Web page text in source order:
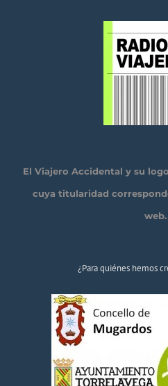
El Viajero Accidental y su
cuya titularidad
web.
¿Para quiénes hemos